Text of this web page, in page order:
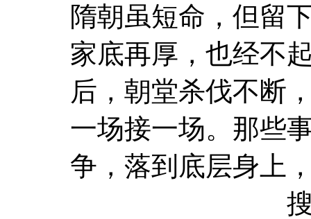
隋朝虽短命，但留
家底再厚，也经不
后，朝堂杀伐不断
一场接一场。那些
争，落到底层身上